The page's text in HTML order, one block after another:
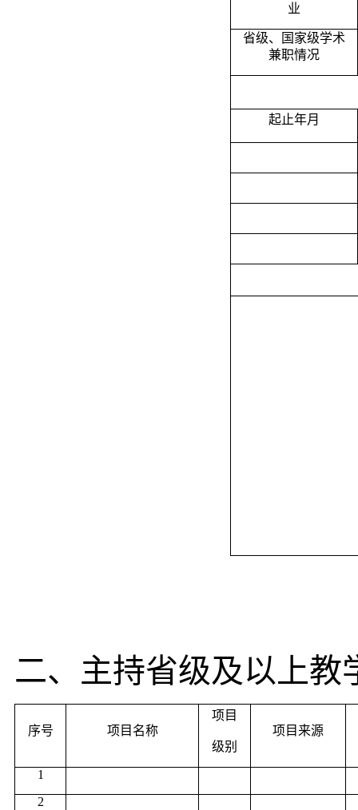
业
省级、国家级学术
兼职情况
起止年月
二、主持省级及以上教
序号 项目名称
项目
级别
项目来源
1
2